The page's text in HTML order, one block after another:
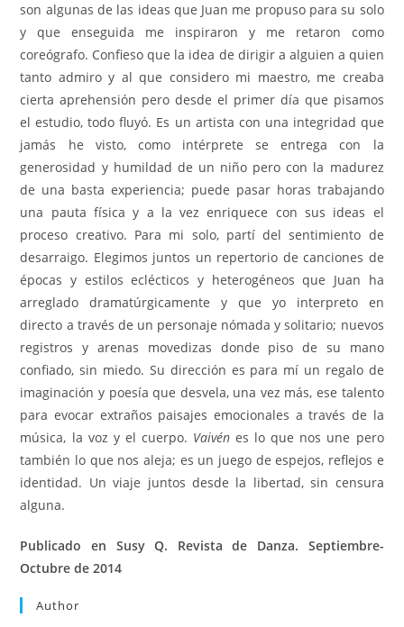
son algunas de las ideas que Juan me propuso para su solo
y que enseguida me inspiraron y me retaron como
coreógrafo. Confieso que la idea de dirigir a alguien a quien
tanto admiro y al que considero mi maestro, me creaba
cierta aprehensión pero desde el primer día que pisamos
el estudio, todo fluyó. Es un artista con una integridad que
jamás he visto, como intérprete se entrega con la
generosidad y humildad de un niño pero con la madurez
de una basta experiencia; puede pasar horas trabajando
una pauta física y a la vez enriquece con sus ideas el
proceso creativo. Para mi solo, partí del sentimiento de
desarraigo. Elegimos juntos un repertorio de canciones de
épocas y estilos eclécticos y heterogéneos que Juan ha
arreglado dramatúrgicamente y que yo interpreto en
directo a través de un personaje nómada y solitario; nuevos
registros y arenas movedizas donde piso de su mano
confiado, sin miedo. Su dirección es para mí un regalo de
imaginación y poesía que desvela, una vez más, ese talento
para evocar extraños paisajes emocionales a través de la
música, la voz y el cuerpo. Vaivén es lo que nos une pero
también lo que nos aleja; es un juego de espejos, reflejos e
identidad. Un viaje juntos desde la libertad, sin censura
alguna.
Publicado en Susy Q. Revista de Danza. Septiembre-
Octubre de 2014
Author